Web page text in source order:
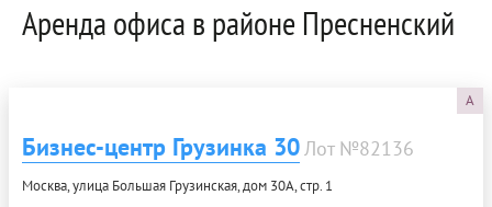
Аренда офиса в районе Пресненский
A
Бизнес-центр Грузинка 30Лот №82136
Москва, улица Большая Грузинская, дом 30А, стр. 1